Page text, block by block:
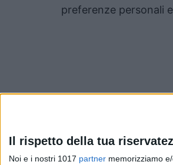
Il rispetto della tua
Noi e i nostri 1017 partner memorizziamo
preferenze personali
PubblicatoDicembre 5,